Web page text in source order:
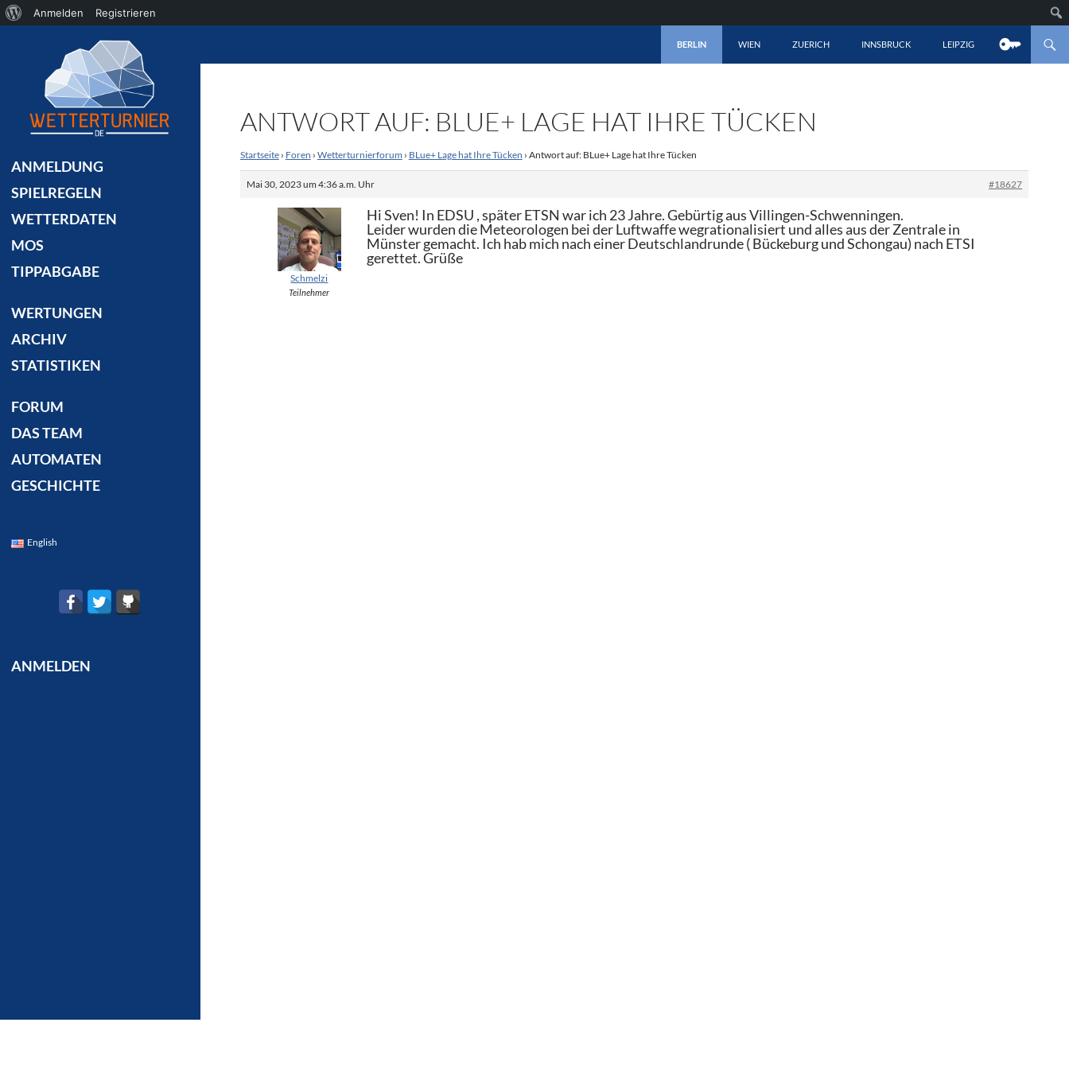
BERLIN
WIEN ZUERICH INNSBRUCK LEIPZIG
ANTWORT AUF: BLUE+ LAGE HAT IHRE TÜCKEN
Startseite › Foren › Wetterturnierforum › BLue+ Lage hat Ihre Tücken › Antwort auf: BLue+ Lage hat Ihre Tücken
Mai 30, 2023 um 4:36 a.m. Uhr #18627
Schmelzi
Teilnehmer
Hi Sven! In EDSU , später ETSN war ich 23 Jahre. Gebürtig aus Villingen-Schwenningen.
Leider wurden die Meteorologen bei der Luftwaffe wegrationalisiert und alles aus der Zentrale in
Münster gemacht. Ich hab mich nach einer Deutschlandrunde ( Bückeburg und Schongau) nach ETSI
gerettet. Grüße
ANMELDUNG
SPIELREGELN
WETTERDATEN
MOS
TIPPABGABE
WERTUNGEN
ARCHIV
STATISTIKEN
FORUM
DAS TEAM
AUTOMATEN
GESCHICHTE
English
ANMELDEN
Über
Anmelden Registrieren